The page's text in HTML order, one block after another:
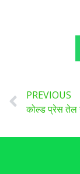
PREVIOUS